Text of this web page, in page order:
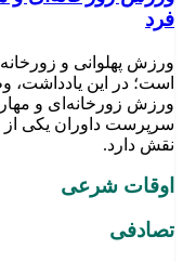
فرد
ورزش پهلوانی و
است؛ در این
ورزش زورخانه‌ای و
سرپرست داوران یکی از
نقش دارد.
اوقات شرعی
تصادفی